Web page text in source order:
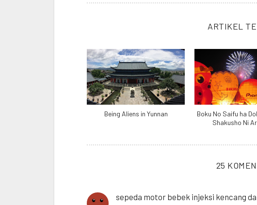
ARTIKEL
Being Aliens in Yunnan
Boku No Saifu ha
Shakusho Ni
25
sepeda motor bebek injeksi kencang